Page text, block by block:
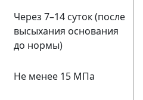
Через 7–14 суток (после
высыхания основания
до нормы)
Не менее 15 МПа